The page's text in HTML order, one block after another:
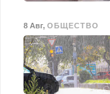
8 Авг, ОБЩЕСТВО